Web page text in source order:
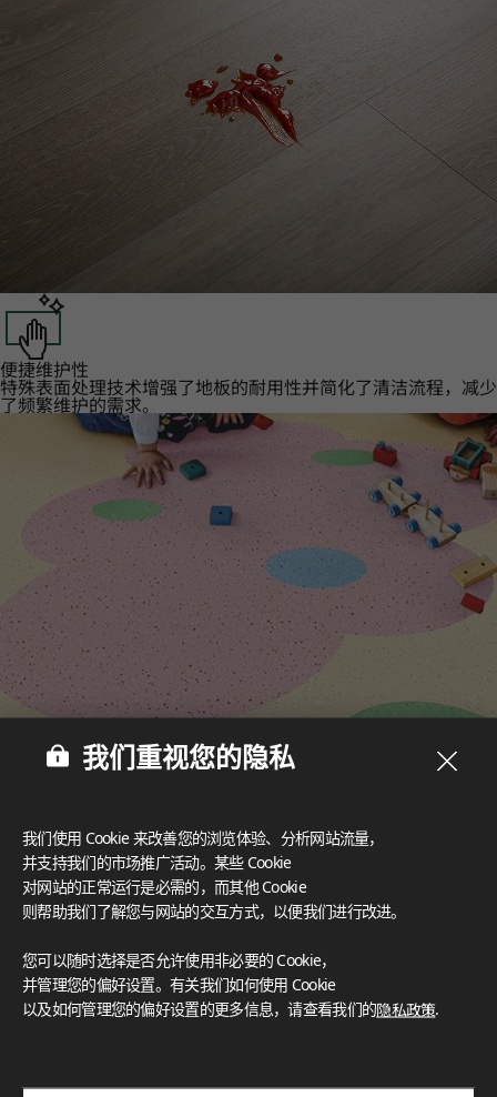
便捷维护性‌
特殊表面处理技术增强了地板的耐用性并简化了清洁流程，减少
了频繁维护的需求。
多样设计‌
丰富的设计选择为创意空间营造提供了可能，可满足任何美学风
格需求。
认证
LX Hausys 的 HFLOR 地板秉承对人、空间和环境的承诺，提
供无与伦比的可靠性。
FloorScore®
我们重视您的隐私
我们使用 Cookie 来改善您的浏览体验、分析网站流量，
并支持我们的市场推广活动。某些 Cookie
对网站的正常运行是必需的，而其他 Cookie
则帮助我们了解您与网站的交互方式，以便我们进行改进。
您可以随时选择是否允许使用非必要的 Cookie，
并管理您的偏好设置。有关我们如何使用 Cookie
以及如何管理您的偏好设置的更多信息，请查看我们的隐私政策.